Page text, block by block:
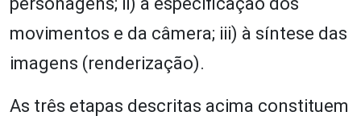
movimentos e da câmera; iii) à síntese das
imagens (renderização).
As três etapas descritas acima constituem